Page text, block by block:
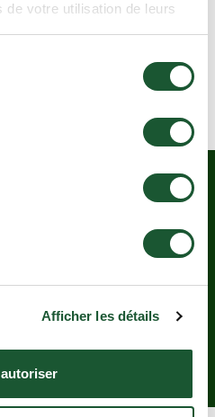
votre utilisation de leurs
Afficher les détails
INFOLETTRE.
À L'INFOLETTRE